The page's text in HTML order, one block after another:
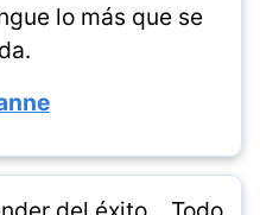
lo más que se